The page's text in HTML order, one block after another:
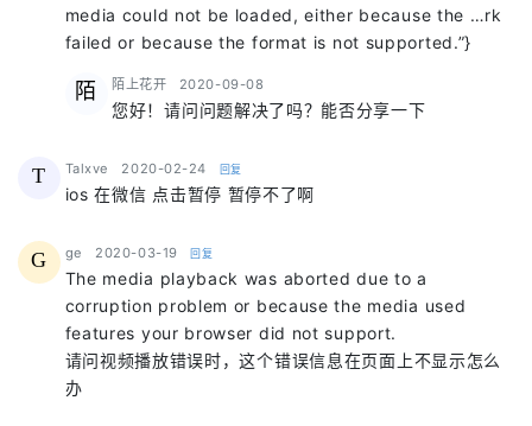
media could not be loaded, either because the …rk
failed or because the format is not supported.”}
陌 陌上花开 says:
2020-09-08
您好！请问问题解决了吗？能否分享一下
T Talxve says:
2020-02-24 回复
ios 在微信 点击暂停 暂停不了啊
G ge says:
2020-03-19 回复
The media playback was aborted due to a
corruption problem or because the media used
features your browser did not support.
请问视频播放错误时，这个错误信息在页面上不显示怎么
办